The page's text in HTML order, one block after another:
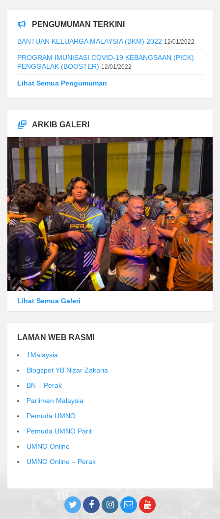
PENGUMUMAN TERKINI
BANTUAN KELUARGA MALAYSIA (BKM) 2022 12/01/2022
PROGRAM IMUNISASI COVID-19 KEBANGSAAN (PICK)
PENGGALAK (BOOSTER) 12/01/2022
Lihat Semua Pengumuman
ARKIB GALERI
Lihat Semua Galeri
LAMAN WEB RASMI
1Malaysia
Blogspot YB Nizar Zakaria
BN – Perak
Parlimen Malaysia
Pemuda UMNO
Pemuda UMNO Parit
UMNO Online
UMNO Online – Perak